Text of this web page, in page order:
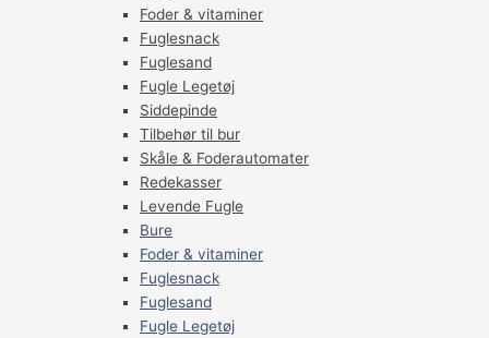
Foder & vitaminer
Fuglesnack
Fuglesand
Fugle Legetøj
Siddepinde
Tilbehør til bur
Skåle & Foderautomater
Redekasser
Levende Fugle
Bure
Foder & vitaminer
Fuglesnack
Fuglesand
Fugle Legetøj